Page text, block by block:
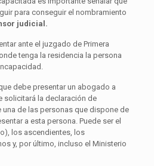
para conseguir el nombramiento
judicial.
ante el juzgado de Primera
tenga la residencia la persona
debe presentar un abogado a
solicitará la declaración de
de las personas que dispone de
a esta persona. Puede ser el
los ascendientes, los
y, por último, incluso el Ministerio